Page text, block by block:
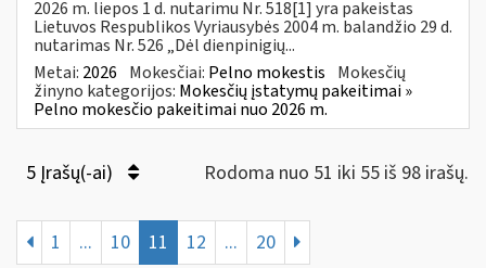
2026 m. liepos 1 d. nutarimu Nr. 518[1] yra pakeistas
Lietuvos Respublikos Vyriausybės 2004 m. balandžio 29 d.
nutarimas Nr. 526 „Dėl dienpinigių...
Metai: 2026 Mokesčiai: Pelno mokestis Mokesčių
žinyno kategorijos: Mokesčių įstatymų pakeitimai »
Pelno mokesčio pakeitimai nuo 2026 m.
5 Įrašų(-ai) Rodoma nuo 51 iki 55 iš 98 irašų.
1 ... 10 11 12 ... 20